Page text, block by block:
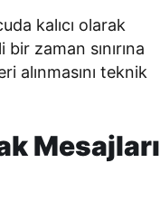
kalıcı olarak
zaman sınırına
alınmasını teknik
Mesajları